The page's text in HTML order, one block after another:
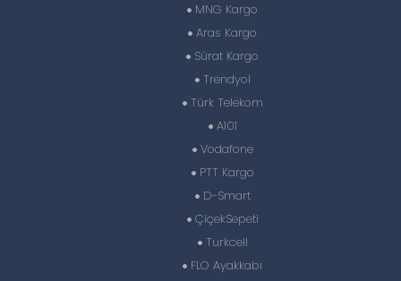
MNG Kargo
Aras Kargo
Sürat Kargo
Trendyol
Türk Telekom
A101
Vodafone
PTT Kargo
D-Smart
ÇiçekSepeti
Turkcell
FLO Ayakkabı